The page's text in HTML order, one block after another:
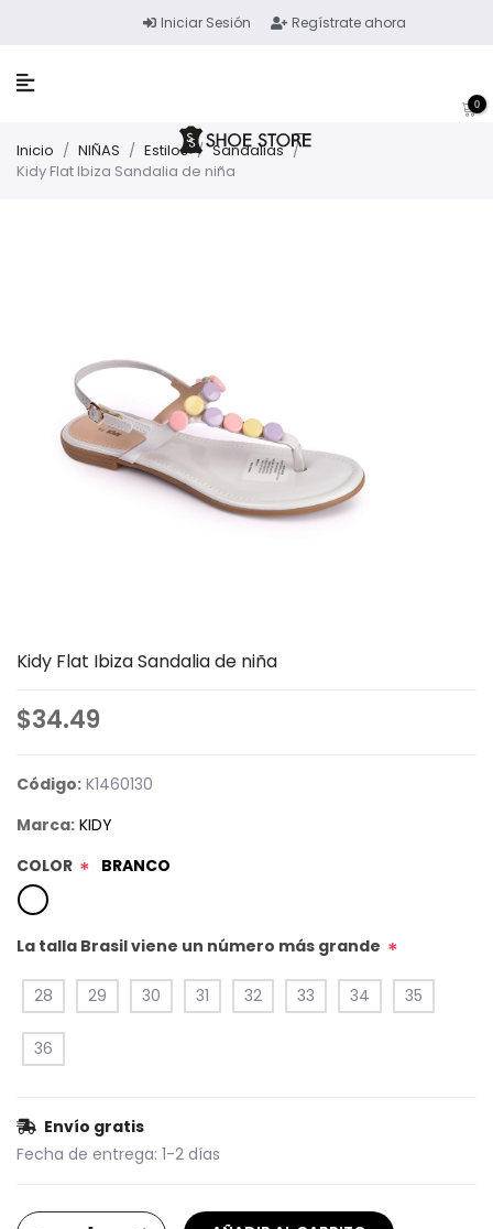
Iniciar Sesión Regístrate ahora
0
Inicio / NIÑAS / Estilos / Sandalias /
Kidy Flat Ibiza Sandalia de niña
Kidy Flat Ibiza Sandalia de niña
$34.49
Código: K1460130
Marca: KIDY
COLOR * BRANCO
La talla Brasil viene un número más grande *
28 29 30 31 32 33 34 35
36
Envío gratis
Fecha de entrega: 1-2 días